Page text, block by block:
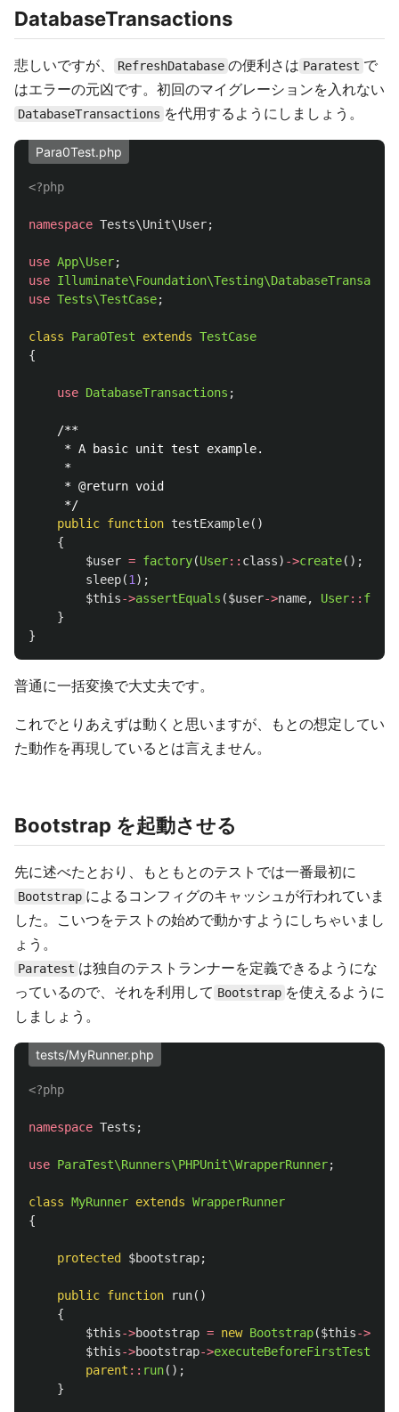
DatabaseTransactions
悲しいですが、 RefreshDatabase の便利さは Paratest で
はエラーの元凶です。初回のマイグレーションを入れない
DatabaseTransactions を代用するようにしましょう。
Para0Test.php
<?php
namespace Tests\Unit\User;
use App\User;
use
use Tests\TestCase;
class Para0Test extends TestCase
{
use DatabaseTransactions ;
/**
     * A basic unit test example.
     *
     * @return void
     */
public function testExample()
{
$user = factory(User:: class) ->create();
sleep(1 );
$this->assertEquals ($user->name, User:: find
}
}
普通に一括変換で大丈夫です。
これでとりあえずは動くと思いますが、もとの想定してい
た動作を再現しているとは言えません。
Bootstrap を起動させる
先に述べたとおり、もともとのテストでは一番最初に
Bootstrap によるコンフィグのキャッシュが行われていま
した。こいつをテストの始めで動かすようにしちゃいまし
ょう。
Paratest は独自のテストランナーを定義できるようにな
っているので、それを利用して Bootstrap を使えるように
しましょう。
tests/MyRunner.php
<?php
namespace Tests ;
use ParaTest\Runners\PHPUnit\WrapperRunner;
class MyRunner extends WrapperRunner
{
protected $bootstrap;
public function run()
{
$this->bootstrap = new Bootstrap($this->
$this->bootstrap->executeBeforeFirstTest
parent :: run();
}